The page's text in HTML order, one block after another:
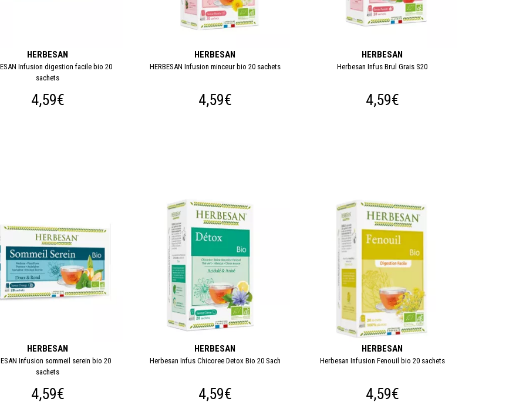
HERBESAN
Infusion digestion facile bio 20
sachets
4,59€
HERBESAN
HERBESAN Infusion minceur bio 20 sachets
4,59€
HERBESAN
Herbesan Infus Brul Grais S20
4,59€
HERBESAN
Infusion sommeil serein bio 20
sachets
4,59€
HERBESAN
Herbesan Infus Chicoree Detox Bio 20 Sach
4,59€
HERBESAN
Herbesan Infusion Fenouil bio 20 sachets
4,59€